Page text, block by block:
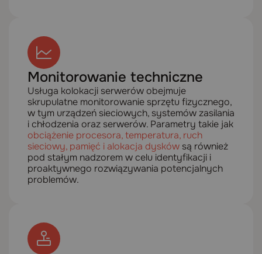
Monitorowanie techniczne
Usługa kolokacji serwerów obejmuje
skrupulatne monitorowanie sprzętu fizycznego,
w tym urządzeń sieciowych, systemów zasilania
i chłodzenia oraz serwerów. Parametry takie jak
obciążenie procesora, temperatura, ruch
sieciowy, pamięć i alokacja dysków są również
pod stałym nadzorem w celu identyfikacji i
proaktywnego rozwiązywania potencjalnych
problemów.